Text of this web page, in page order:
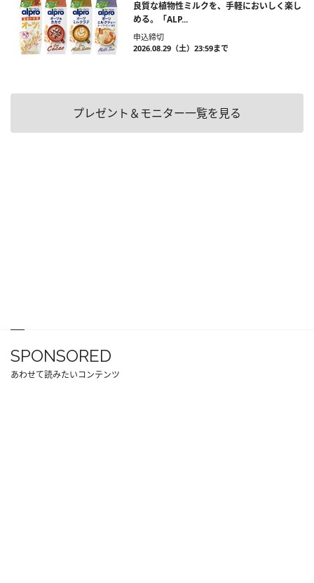
良質な植物性ミルクを、手軽においしく楽し
める。「ALP...
申込締切
2026.08.29（土）23:59まで
プレゼント＆モニター一覧を見る
SPONSORED
あわせて読みたいコンテンツ